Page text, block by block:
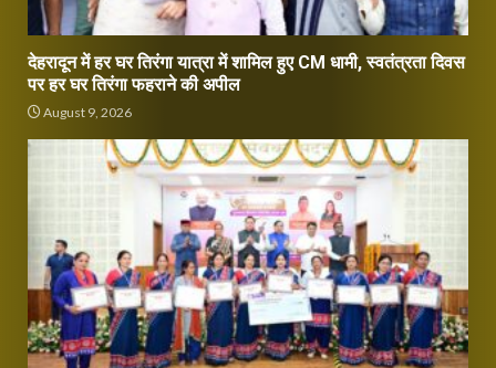
देहरादून में हर घर तिरंगा यात्रा में शामिल हुए CM धामी, स्वतंत्रता दिवस
पर हर घर तिरंगा फहराने की अपील
August 9, 2026